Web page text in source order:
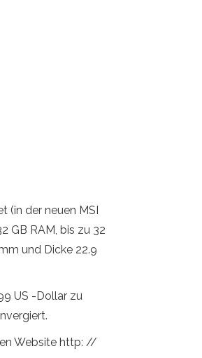
(in der neuen MSI
GB RAM, bis zu 32
und Dicke 22.9
US -Dollar zu
Website http: //